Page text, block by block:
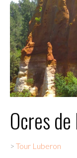
Ocres
> Tour Luberon